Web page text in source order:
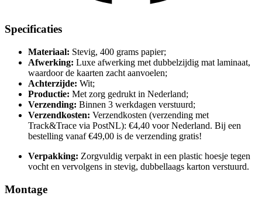
Specificaties
Materiaal: Stevig, 400 grams papier;
Afwerking: Luxe afwerking met dubbelzijdig mat laminaat,
waardoor de kaarten zacht aanvoelen;
Achterzijde: Wit;
Productie: Met zorg gedrukt in Nederland;
Verzending: Binnen 3 werkdagen verstuurd;
Verzendkosten: Verzendkosten (verzending met
Track&Trace via PostNL): €4,40 voor Nederland. Bij een
bestelling vanaf €49,00 is de verzending gratis!
Verpakking: Zorgvuldig verpakt in een plastic hoesje tegen
vocht en vervolgens in stevig, dubbellaags karton verstuurd.
Montage